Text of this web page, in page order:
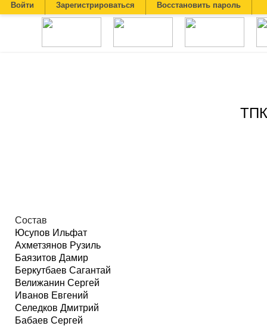
Войти Зарегистрироваться Восстановить пароль
Состав
Юсупов Ильфат
Ахметзянов Рузиль
Баязитов Дамир
Беркутбаев Сагантай
Велижанин Сергей
Иванов Евгений
Селедков Дмитрий
Бабаев Сергей